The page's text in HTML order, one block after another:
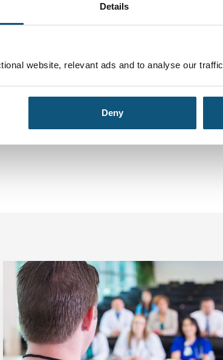
Details
website, relevant ads and to analyse our
Deny